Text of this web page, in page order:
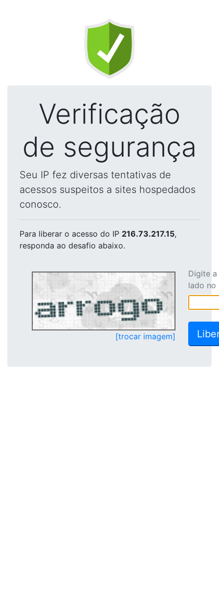
Verificação
de segurança
Seu IP fez diversas tentativas de
acessos suspeitos a sites hospedados
conosco.
Para liberar o acesso do IP 216.73.217.15,
responda ao desafio abaixo.
[trocar imagem]
Digite
lado no